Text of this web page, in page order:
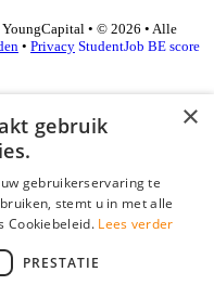
• © 2026 • Alle
• Privacy StudentJob BE score
×
gebruik
gebruikerservaring te
stemt u in met alle
Cookiebeleid. Lees verder
PRESTATIE